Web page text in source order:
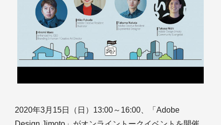
2020年3月15日（日）13:00～16:00、「Adobe